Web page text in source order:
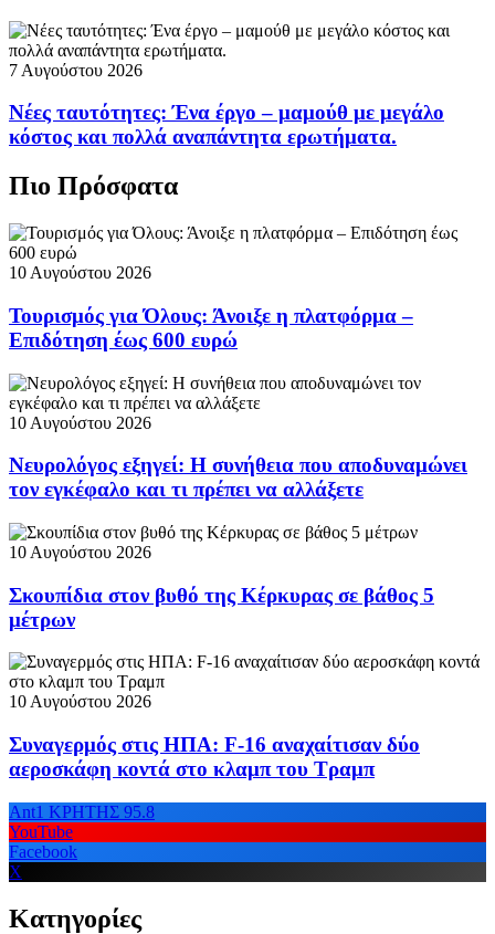
7 Αυγούστου 2026
Νέες ταυτότητες: Ένα έργο – μαμούθ με μεγάλο
κόστος και πολλά αναπάντητα ερωτήματα.
Πιο Πρόσφατα
10 Αυγούστου 2026
Τουρισμός για Όλους: Άνοιξε η πλατφόρμα –
Επιδότηση έως 600 ευρώ
10 Αυγούστου 2026
Νευρολόγος εξηγεί: Η συνήθεια που αποδυναμώνει
τον εγκέφαλο και τι πρέπει να αλλάξετε
10 Αυγούστου 2026
Σκουπίδια στον βυθό της Κέρκυρας σε βάθος 5
μέτρων
10 Αυγούστου 2026
Συναγερμός στις ΗΠΑ: F-16 αναχαίτισαν δύο
αεροσκάφη κοντά στο κλαμπ του Τραμπ
Ant1 ΚΡΗΤΗΣ 95.8
YouTube
Facebook
X
Κατηγορίες